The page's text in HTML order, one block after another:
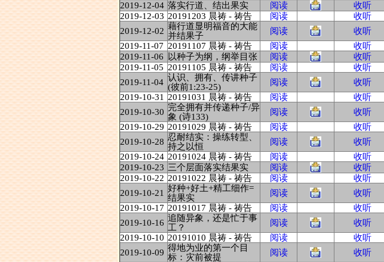
2019-12-04 落实行道、结出果实 阅读 收听
2019-12-03 20191203 晨祷 - 祷告 阅读 收听
2019-12-02 藉行道显明福音的大能
并结果子
阅读 收听
2019-11-07 20191107 晨祷 - 祷告 阅读 收听
2019-11-06
以种子为纲，纲举目张 阅读 收听
2019-11-05 20191105 晨祷 - 祷告 阅读 收听
2019-11-04 认识、拥有、传讲种子
(彼前1:23-25)
阅读 收听
2019-10-31
20191031 晨祷 - 祷告 阅读 收听
2019-10-30 完全拥有并传递种子/异
象 (诗133)
阅读 收听
2019-10-29 20191029 晨祷 - 祷告 阅读 收听
2019-10-28 忍耐结实：操练转型、
持之以恒
阅读 收听
2019-10-24 20191024 晨祷 - 祷告 阅读 收听
2019-10-23 三个层面落实结果实 阅读 收听
2019-10-22 20191022 晨祷 - 祷告 阅读 收听
2019-10-21 好种+好土+精工细作=
结果实
阅读 收听
2019-10-17 20191017 晨祷 - 祷告 阅读 收听
2019-10-16 追随异象，还是忙于事
工？
阅读 收听
2019-10-10 20191010 晨祷 - 祷告 阅读 收听
2019-10-09 得地为业的第一个目
标：灾前被提
阅读 收听